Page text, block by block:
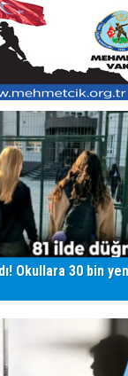
Okullara 30 bin